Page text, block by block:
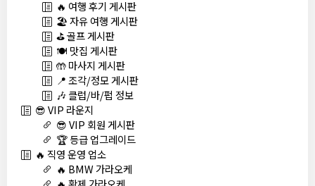
🔥 여행 후기 게시판
🏖️ 자유 여행 게시판
⛳ 골프 게시판
🍽️ 맛집 게시판
🤲 마사지 게시판
📍 조각/정모 게시판
🎶 클럽/바/펍 정보
😎 VIP 라운지
😎 VIP 회원 게시판
🏆 등급 업그레이드
🔥 직영 운영 업소
🔥 BMW 가라오케